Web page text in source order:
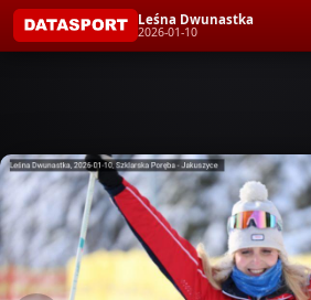
Leśna Dwunastka
2026-01-10